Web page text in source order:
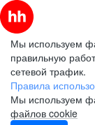
Мы используем
правильную
сетевой трафик.
Правила
Мы используем
файлов cookie